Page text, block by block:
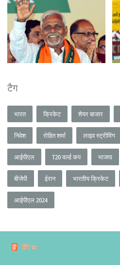
टैग
भारत क्रिकेट शेयर बाजार
निवेश रोहित शर्मा लाइव स्ट्रीमिंग
आईपीएल T20 वर्ल्ड कप भाजपा
बीजेपी ईरान भारतीय क्रिकेट
आईपीएल 2024